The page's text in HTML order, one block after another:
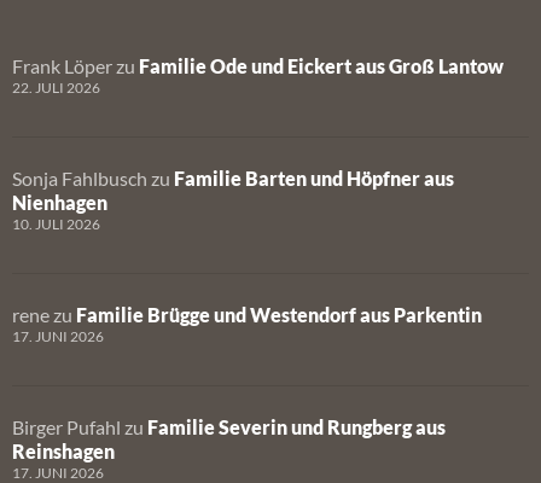
Frank Löper zu Familie Ode und Eickert aus Groß Lantow
22. JULI 2026
Sonja Fahlbusch zu Familie Barten und Höpfner aus
Nienhagen
10. JULI 2026
rene zu Familie Brügge und Westendorf aus Parkentin
17. JUNI 2026
Birger Pufahl zu Familie Severin und Rungberg aus
Reinshagen
17. JUNI 2026